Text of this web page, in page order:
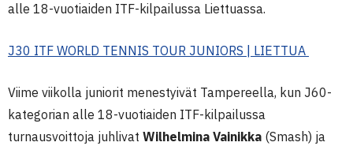
alle 18-vuotiaiden ITF-kilpailussa Liettuassa.
J30 ITF WORLD TENNIS TOUR JUNIORS | LIETTUA
Viime viikolla juniorit menestyivät Tampereella, kun J60-
kategorian alle 18-vuotiaiden ITF-kilpailussa
turnausvoittoja juhlivat Wilhelmina Vainikka (Smash) ja